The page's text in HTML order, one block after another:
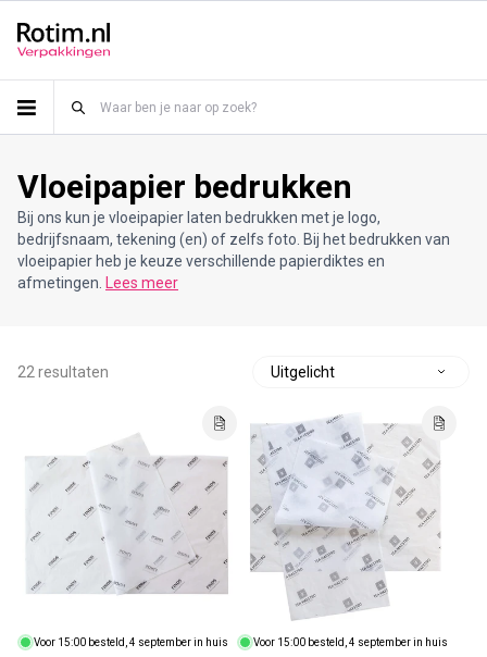
Vloeipapier bedrukken
Bij ons kun je vloeipapier laten bedrukken met je logo,
bedrijfsnaam, tekening (en) of zelfs foto. Bij het bedrukken van
vloeipapier heb je keuze verschillende papierdiktes en
afmetingen.
Lees meer
22 resultaten
Voor 15:00 besteld, 4 september in huis Voor 15:00 besteld, 4 september in huis